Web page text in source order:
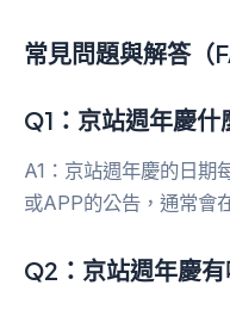
常見問題與解答（
Q1：京站週年慶什
A1：京站週年慶的日期
或APP的公告，通常會
Q2：京站週年慶